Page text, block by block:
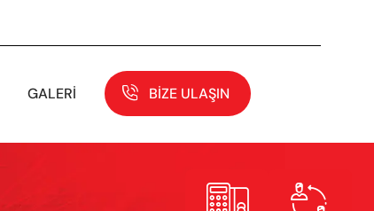
GALERI BIZE ULAŞIN